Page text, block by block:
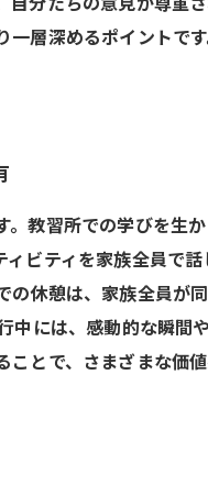
一層深めるポイントで
教習所での学びを生
ビティを家族全員で
休憩は、家族全員が
中には、感動的な瞬
とで、さまざまな価